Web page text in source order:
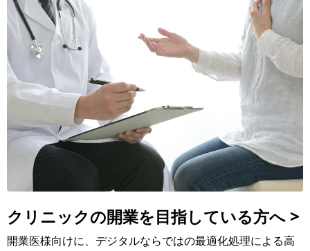
クリニックの開業を目指している方へ >
開業医様向けに、デジタルならではの最適化処理による高